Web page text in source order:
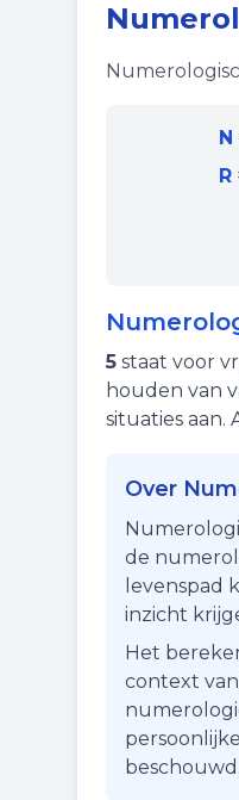
N
R
5 staat voor
houden van
situaties aan.
Over
de
levenspad
inzicht
Het
context
beschouwd.